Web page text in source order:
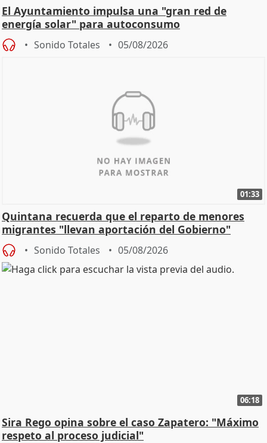
El Ayuntamiento impulsa una "gran red de
energía solar" para autoconsumo
Sonido Totales 05/08/2026
01:33
Quintana recuerda que el reparto de menores
migrantes "llevan aportación del Gobierno"
central
Sonido Totales 05/08/2026
06:18
Sira Rego opina sobre el caso Zapatero: "Máximo
respeto al proceso judicial"